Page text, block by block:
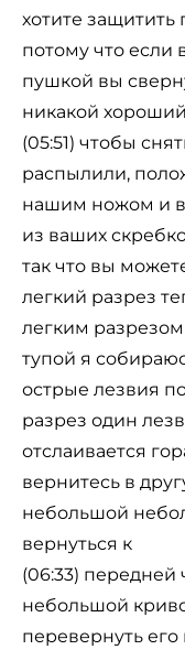
хотите
потому что если
пушкой вы
никакой
(05:51) чтобы
распылили,
нашим ножом и
из ваших
так что вы
легкий разрез
легким
тупой я
острые лезвия
разрез один
отслаивается
вернитесь в
небольшой
вернуться к
(06:33) передней
небольшой
перевернуть его